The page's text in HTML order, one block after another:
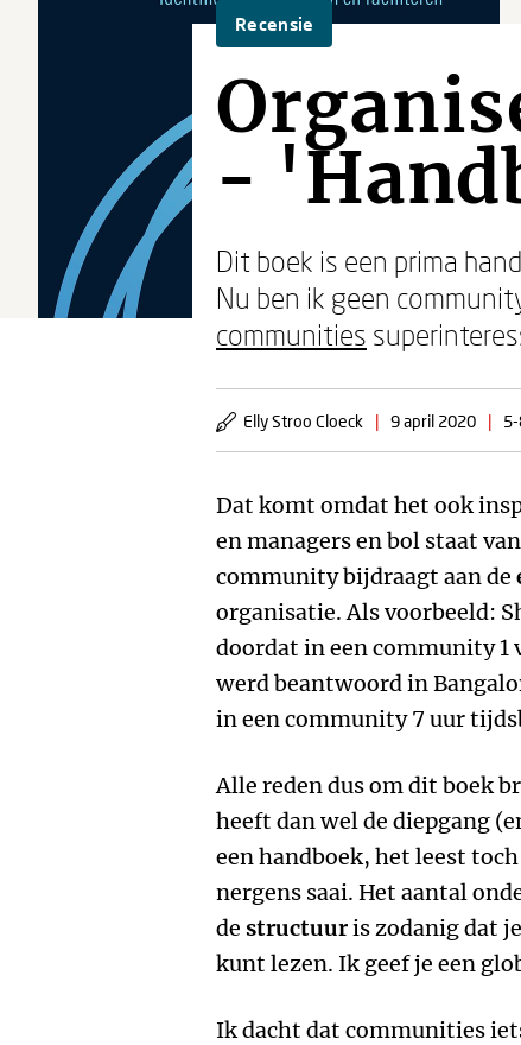
Recensie
-
Dit boek is een prima
Nu ben ik geen
communities
Elly Stroo Cloeck | 9 april 2020 |
Dat komt omdat het ook
en managers en bol staat
community bijdraagt aan de
organisatie. Als voorbeeld:
doordat in een community 1
werd beantwoord in
in een community 7 uur
Alle reden dus om dit boek
heeft dan wel de diepgang
een handboek, het leest
nergens saai. Het aantal
de structuuris zodanig dat
kunt lezen. Ik geef je een
Ik dacht dat communities